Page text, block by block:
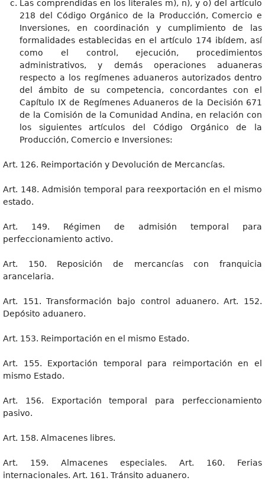
Las comprendidas en los literales m), n), y o) del artículo
218 del Código Orgánico de la Producción, Comercio e
Inversiones, en coordinación y cumplimiento de las
formalidades establecidas en el artículo 174 ibídem, así
como el control, ejecución, procedimientos
administrativos, y demás operaciones aduaneras
respecto a los regímenes aduaneros autorizados dentro
del ámbito de su competencia, concordantes con el
Capítulo IX de Regímenes Aduaneros de la Decisión 671
de la Comisión de la Comunidad Andina, en relación con
los siguientes artículos del Código Orgánico de la
Producción, Comercio e Inversiones:
Art. 126. Reimportación y Devolución de Mercancías.
Art. 148. Admisión temporal para reexportación en el mismo
estado.
Art. 149. Régimen de admisión temporal para
perfeccionamiento activo.
Art. 150. Reposición de mercancías con franquicia
arancelaria.
Art. 151. Transformación bajo control aduanero. Art. 152.
Depósito aduanero.
Art. 153. Reimportación en el mismo Estado.
Art. 155. Exportación temporal para reimportación en el
mismo Estado.
Art. 156. Exportación temporal para perfeccionamiento
pasivo.
Art. 158. Almacenes libres.
Art. 159. Almacenes especiales. Art. 160. Ferias
internacionales. Art. 161. Tránsito aduanero.